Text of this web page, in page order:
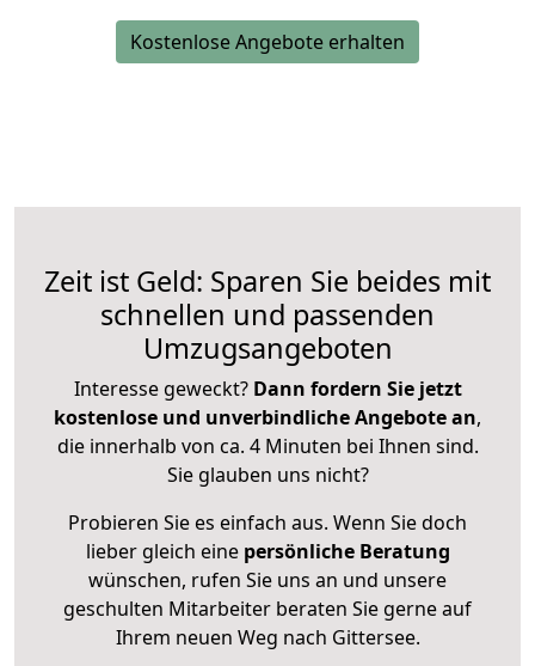
Kostenlose Angebote erhalten
Zeit ist Geld: Sparen Sie beides mit
schnellen und passenden
Umzugsangeboten
Interesse geweckt? Dann fordern Sie jetzt
kostenlose und unverbindliche Angebote an,
die innerhalb von ca. 4 Minuten bei Ihnen sind.
Sie glauben uns nicht?
Probieren Sie es einfach aus. Wenn Sie doch
lieber gleich eine persönliche Beratung
wünschen, rufen Sie uns an und unsere
geschulten Mitarbeiter beraten Sie gerne auf
Ihrem neuen Weg nach Gittersee.